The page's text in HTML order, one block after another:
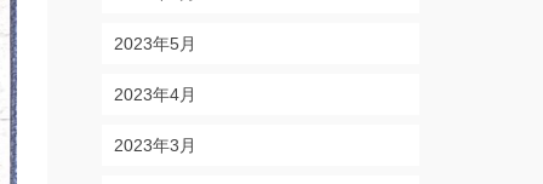
2023年5月
2023年4月
2023年3月